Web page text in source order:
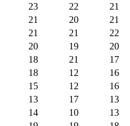
23 22 21
21 20 21
21 21 22
20 19 20
18 21 17
18 12 16
15 12 16
13 17 13
14 10 13